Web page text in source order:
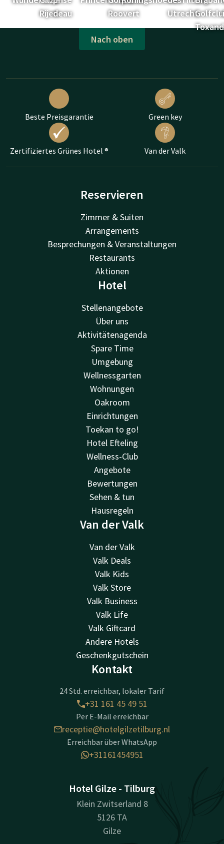
Rijendeau
Roovert
Utrecht
Nach oben
Beste Preisgarantie Green key
Zertifiziertes Grünes Hotel ® Van der Valk
Reservieren
Zimmer & Suiten
Arrangements
Besprechungen & Veranstaltungen
Restaurants
Aktionen
Hotel
Stellenangebote
Über uns
Aktivitätenagenda
Spare Time
Umgebung
Wellnessgarten
Wohnungen
Oakroom
Einrichtungen
Toekan to go!
Hotel Efteling
Wellness-Club
Angebote
Bewertungen
Sehen & tun
Hausregeln
Van der Valk
Van der Valk
Valk Deals
Valk Kids
Valk Store
Valk Business
Valk Life
Valk Giftcard
Andere Hotels
Geschenkgutschein
Kontakt
24 Std. erreichbar, lokaler Tarif
+31 161 45 49 51
Per E-Mail erreichbar
receptie@hotelgilzetilburg.nl
Erreichbar über WhatsApp
+31161454951
Hotel Gilze - Tilburg
Klein Zwitserland 8
5126 TA
Gilze